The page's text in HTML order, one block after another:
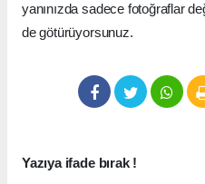
yanınızda sadece fotoğraflar
de götürüyorsunuz.
Yazıya ifade bırak !